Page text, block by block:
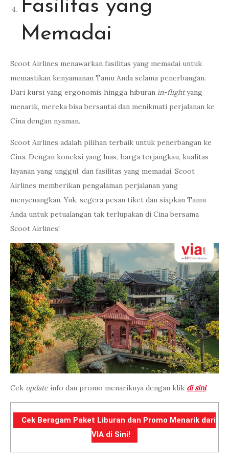
Fasilitas yang
Memadai
Scoot Airlines menawarkan fasilitas yang memadai untuk
memastikan kenyamanan Tamu Anda selama penerbangan.
Dari kursi yang ergonomis hingga hiburan in-flightyang
menarik, mereka bisa bersantai dan menikmati perjalanan ke
Cina dengan nyaman.
Scoot Airlines adalah pilihan terbaik untuk penerbangan ke
Cina. Dengan koneksi yang luas, harga terjangkau, kualitas
layanan yang unggul, dan fasilitas yang memadai, Scoot
Airlines memberikan pengalaman perjalanan yang
menyenangkan. Yuk, segera pesan tiket dan siapkan Tamu
Anda untuk petualangan tak terlupakan di Cina bersama
Scoot Airlines!
Cek update info dan promo menariknya dengan klik di sini.
Cek Beragam Paket Liburan dan Promo Menarik dari
VIA di Sini!